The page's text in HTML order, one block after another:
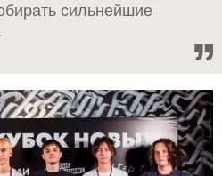
сильнейшие